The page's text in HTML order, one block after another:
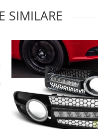
SIMILARE